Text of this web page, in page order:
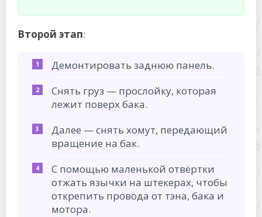
Второй этап:
Демонтировать заднюю панель.
Снять груз — прослойку, которая
лежит поверх бака.
Далее — снять хомут, передающий
вращение на бак.
С помощью маленькой отвёртки
отжать язычки на штекерах, чтобы
открепить провода от тэна, бака и
мотора.